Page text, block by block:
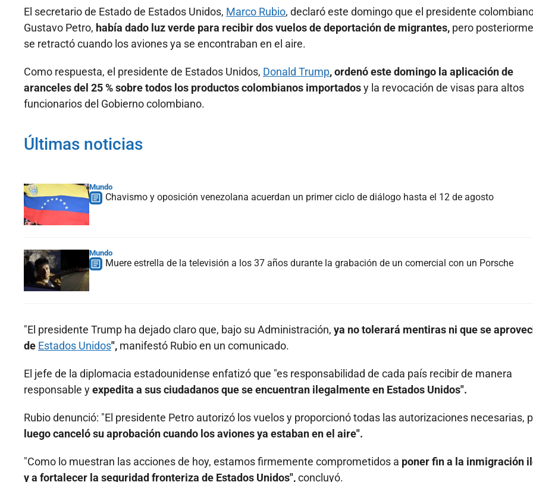
El secretario de Estado de Estados Unidos, Marco Rubio, declaró este domingo que el presidente
Gustavo Petro, había dado luz verde para recibir dos vuelos de deportación de migrantes, pero
se retractó cuando los aviones ya se encontraban en el aire.
Como respuesta, el presidente de Estados Unidos, Donald Trump, ordenó este domingo la aplicación de
aranceles del 25 % sobre todos los productos colombianos importadosy la revocación de visas para altos
funcionarios del Gobierno colombiano.
Últimas noticias
Mundo
Chavismo y oposición venezolana acuerdan un primer ciclo de diálogo hasta el 12 de agosto
Mundo
Muere estrella de la televisión a los 37 años durante la grabación de un comercial con un Porsche
"El presidente Trump ha dejado claro que, bajo su Administración, ya no tolerará mentiras ni que se
de Estados Unidos", manifestó Rubio en un comunicado.
El jefe de la diplomacia estadounidense enfatizó que "es responsabilidad de cada país recibir de manera
responsable yexpedita a sus ciudadanos que se encuentran ilegalmente en Estados Unidos".
Rubio denunció: "El presidente Petro autorizó los vuelos y proporcionó todas las autorizaciones necesarias,
luego canceló su aprobación cuando los aviones ya estaban en el aire".
"Como lo muestran las acciones de hoy, estamos firmemente comprometidos a poner fin a la inmigración
y a fortalecer la seguridad fronteriza de Estados Unidos",concluyó.